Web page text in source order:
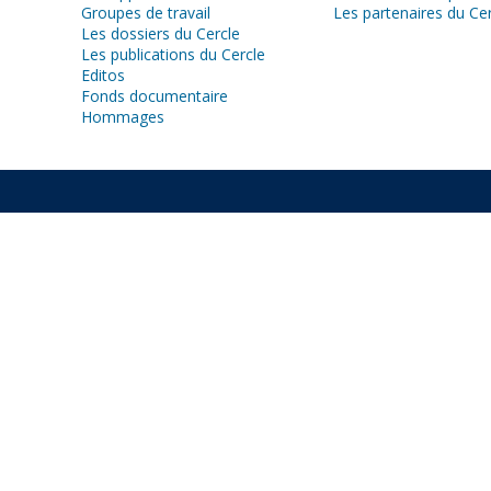
Groupes de travail
Les dossiers du Cercle
Les publications du Cercle
Editos
Fonds documentaire
Hommages
Les partenaires du